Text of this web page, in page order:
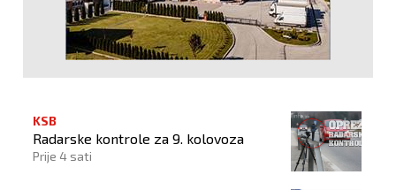
KSB
Radarske kontrole za 9. kolovoza
Prije 4 sati